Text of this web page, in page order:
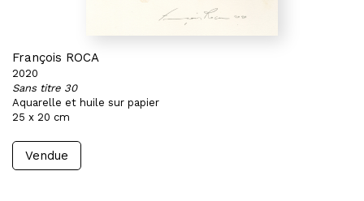
François ROCA
2020
Sans titre 30
Aquarelle et huile sur papier
25 x 20 cm
Vendue